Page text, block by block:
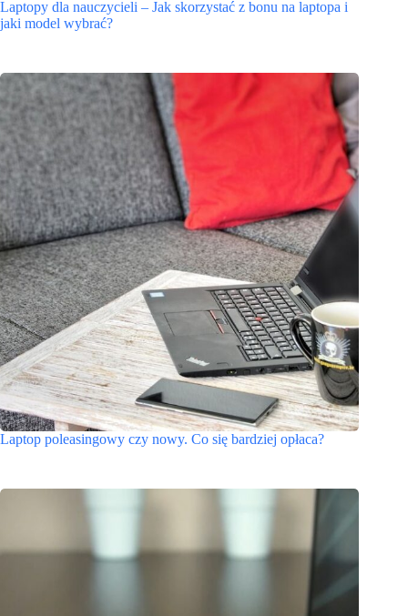
Laptopy dla nauczycieli – Jak skorzystać z bonu na laptopa i
jaki model wybrać?
Laptop poleasingowy czy nowy. Co się bardziej opłaca?